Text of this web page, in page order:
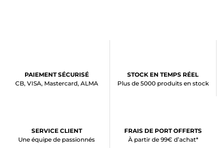
PAIEMENT SÉCURISÉ
CB, VISA, Mastercard, ALMA
STOCK EN TEMPS RÉEL
Plus de 5000 produits en stock
SERVICE CLIENT
Une équipe de passionnés
FRAIS DE PORT OFFERTS
À partir de 99€ d’achat*